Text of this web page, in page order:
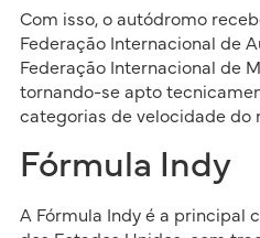
Com isso, o autódromo
Federação Internacional de
Federação Internacional de
tornando-se apto
categorias de velocidade do
Fórmula Indy
A Fórmula Indy é a principal